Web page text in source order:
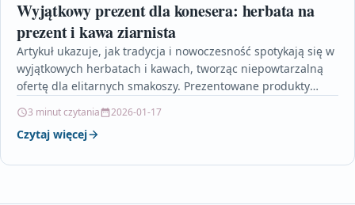
Wyjątkowy prezent dla konesera: herbata na
prezent i kawa ziarnista
Artykuł ukazuje, jak tradycja i nowoczesność spotykają się w
wyjątkowych herbatach i kawach, tworząc niepowtarzalną
ofertę dla elitarnych smakoszy. Prezentowane produkty
3 minut czytania 2026-01-17
Czytaj więcej